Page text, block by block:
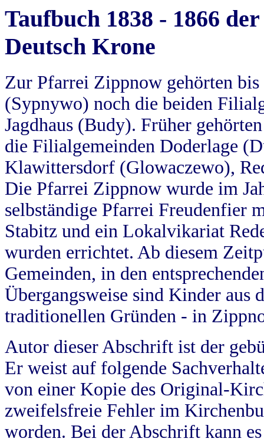
Taufbuch 1838 - 1866
Deutsch Krone
Zur Pfarrei Zippnow gehörten
(Sypnywo) noch die beiden
Jagdhaus (Budy). Früher
die Filialgemeinden Doderlage
Klawittersdorf (Glowaczewo),
Die Pfarrei Zippnow wurde im
selbständige Pfarrei Freudenfier
Stabitz und ein Lokalvikariat
wurden errichtet. Ab diesem
Gemeinden, in den
Übergangsweise sind Kinder aus
traditionellen Gründen - in
Autor dieser Abschrift ist der
Er weist auf folgende
von einer Kopie des Original-
zweifelsfreie Fehler im
worden. Bei der Abschrift kann